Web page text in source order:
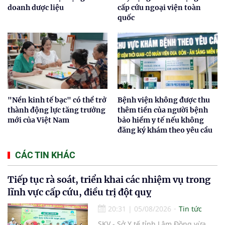
doanh dược liệu
cấp cứu ngoại viện toàn
quốc
"Nền kinh tế bạc" có thể trở
thành động lực tăng trưởng
mới của Việt Nam
Bệnh viện không được thu
thêm tiền của người bệnh
bảo hiểm y tế nếu không
đăng ký khám theo yêu cầu
CÁC TIN KHÁC
Tiếp tục rà soát, triển khai các nhiệm vụ trong
lĩnh vực cấp cứu, điều trị đột quỵ
20:31 | 05/08/2026
Tin tức